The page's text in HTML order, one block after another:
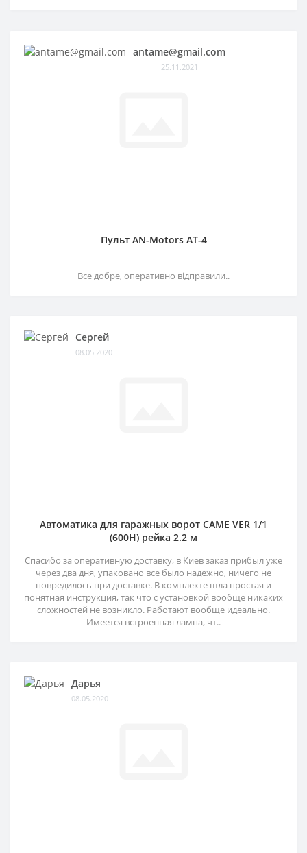
antame@gmail.com
25.11.2021
Пульт AN-Motors AT-4
Все добре, оперативно відправили..
Сергей
08.05.2020
Автоматика для гаражных ворот CAME VER 1/1
(600H) рейка 2.2 м
Спасибо за оперативную доставку, в Киев заказ прибыл уже
через два дня, упаковано все было надежно, ничего не
повредилось при доставке. В комплекте шла простая и
понятная инструкция, так что с установкой вообще никаких
сложностей не возникло. Работают вообще идеально.
Имеется встроенная лампа, чт..
Дарья
08.05.2020